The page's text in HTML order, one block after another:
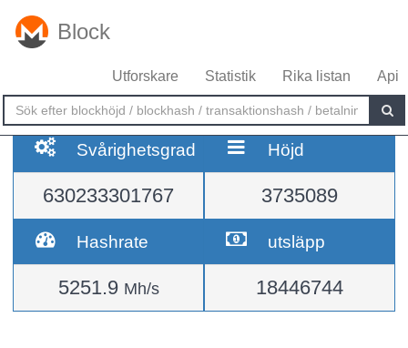
Block
Utforskare Statistik Rika listan Api
Svårighetsgrad
630233301767
Höjd
3735089
Hashrate
5251.9 Mh/s
utsläpp
18446744